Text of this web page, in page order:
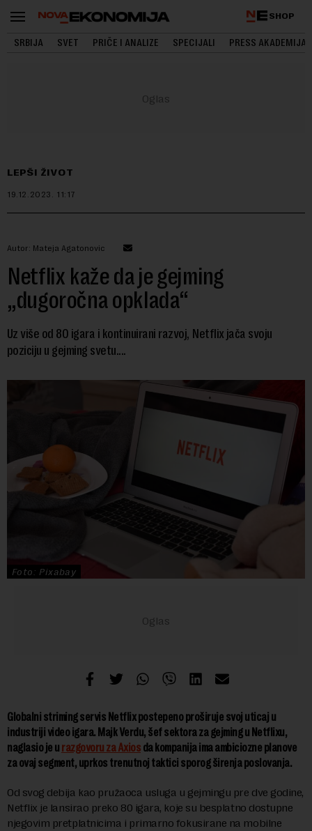
SHOP
SRBIJA SVET PRIČE I ANALIZE SPECIJALI PRESS AKADEMIJA
LEPŠI ŽIVOT
19.12.2023. 11:17
Autor: Mateja Agatonovic
Netflix kaže da je gejming
„dugoročna opklada“
Uz više od 80 igara i kontinuirani razvoj, Netflix jača svoju
poziciju u gejming svetu....
Foto: Pixabay
Globalni striming servis Netflix postepeno proširuje svoj uticaj u
industriji video igara. Majk Verdu, šef sektora za gejming u Netflixu,
naglasio je u razgovoru za Axios da kompanija ima ambiciozne planove
za ovaj segment, uprkos trenutnoj taktici sporog širenja poslovanja.
Od svog debija kao pružaoca usluga u gejmingu pre dve godine,
Netflix je lansirao preko 80 igara, koje su besplatno dostupne
njegovim pretplatnicima i primarno fokusirane na mobilne